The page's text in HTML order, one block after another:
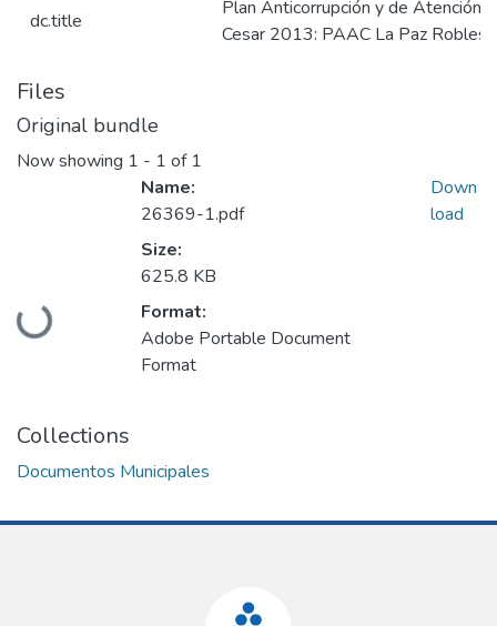
dc.title
Plan Anticorrupción y de Atención
Cesar 2013: PAAC La Paz Robles
Files
Original bundle
Now showing 1 - 1 of 1
Loading...
Name:
26369-1.pdf
Size:
625.8 KB
Format:
Adobe Portable Document
Format
Down
load
Collections
Documentos Municipales